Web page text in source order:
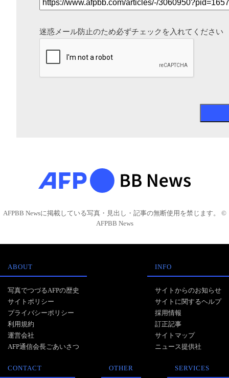
迷惑メール防止のため必ずチェックを入れてください
AFPBB Newsに掲載している写真・見出し・記事の無断使用を禁じます。 ©
AFPBB News
ABOUT
写真でつづるAFPの歴史
サイトポリシー
プライバシーポリシー
利用規約
運営会社
AFP通信会長ごあいさつ
INFO
サイトからのお知らせ
サイトに関するヘルプ
採用情報
訂正記事
サイトマップ
ニュース提供社
CONTACT OTHER SERVICES